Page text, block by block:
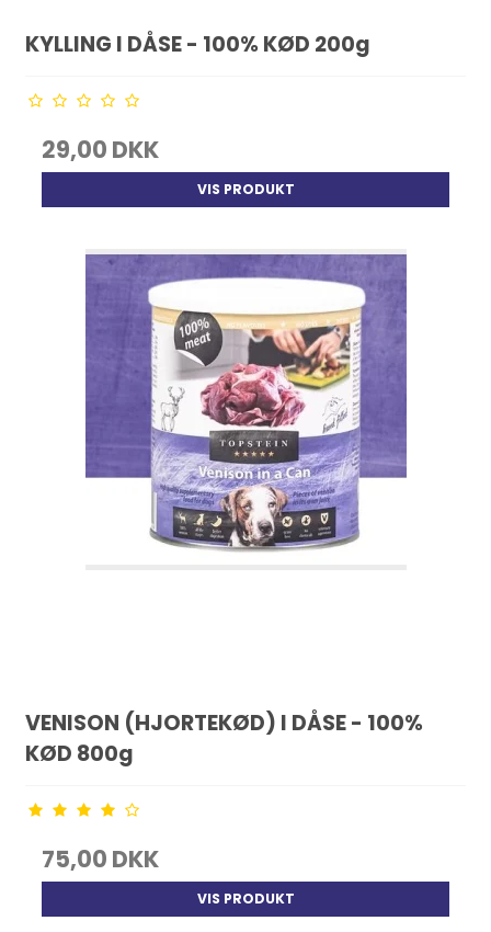
KYLLING I DÅSE - 100% KØD 200g
29,00 DKK
VIS PRODUKT
VENISON (HJORTEKØD) I DÅSE - 100%
KØD 800g
75,00 DKK
VIS PRODUKT